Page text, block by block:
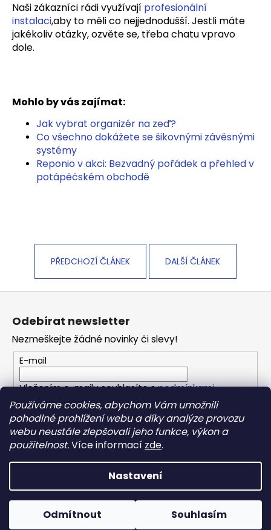
Používáme cookies, abychom Vám umožnili
pohodlné prohlížení webu a díky analýze provozu
webu neustále zlepšovali jeho funkce, výkon a
použitelnost.Více informací zde.
Nastavení
Odmítnout Souhlasím
Naši zákazníci rádi využívají profesionální
instalaci,aby to měli co nejjednodušší. Jestli máte
jakékoliv otázky, ozvěte se, třeba chatu vpravo
dole.
Mohlo by vás zajímat:
Jak vybrat organizér na zeď?
Co všechno dokážete se šikovnými závěsnými
systémy
Reponio v akci: Bezvadný pořádek a přehled v
potápěčském obchodě
PŘEDCHOZÍ ČLÁNEK DALŠÍ ČLÁNEK
Odebírat newsletter
Nezmeškejte žádné novinky či slevy!
E-mail
Vložením e-mailu souhlasíte spodmínkami
ochrany osobních údajů
PŘIHLÁSIT SE
Copyright 2026REPONIO. Všechna práva vyhrazena.
Upravit nastavení cookies